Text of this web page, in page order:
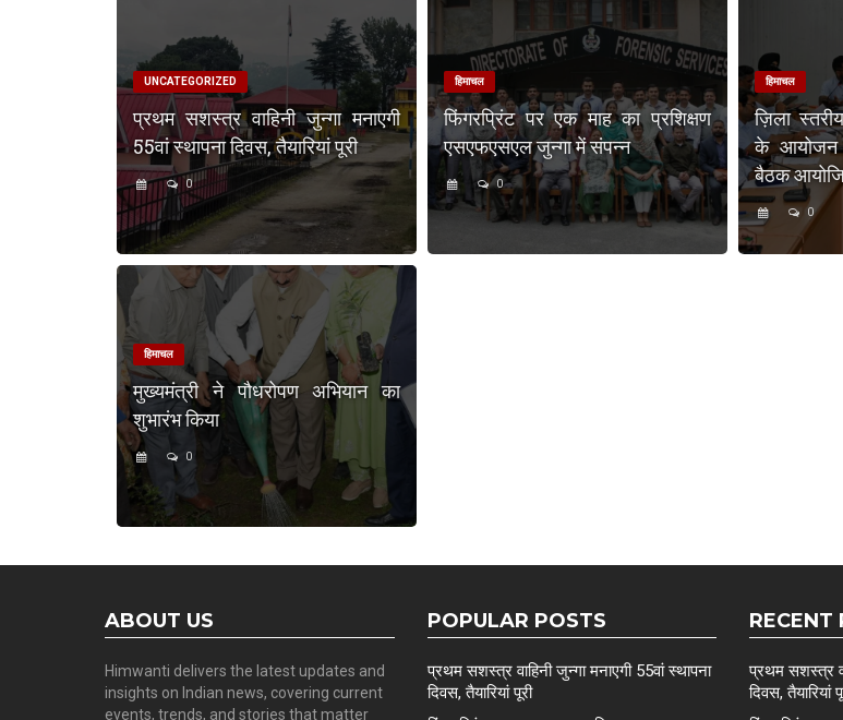
UNCATEGORIZED
प्रथम सशस्त्र वाहिनी जुन्गा मनाएगी
55वां स्थापना दिवस, तैयारियां पूरी
0
हिमाचल
फिंगरप्रिंट पर एक माह का प्रशिक्षण
एसएफएसएल जुन्गा में संपन्न
0
हिमाचल
ज़िला
के आयोजन
बैठक
0
हिमाचल
मुख्यमंत्री ने पौधरोपण अभियान का
शुभारंभ किया
0
ABOUT US
Himwanti delivers the latest updates and
insights on Indian news, covering current
events, trends, and stories that matter
POPULAR POSTS
प्रथम सशस्त्र वाहिनी जुन्गा मनाएगी 55वां स्थापना
दिवस, तैयारियां पूरी
RECENT
प्रथम सशस्त्र
दिवस, तैयारियां